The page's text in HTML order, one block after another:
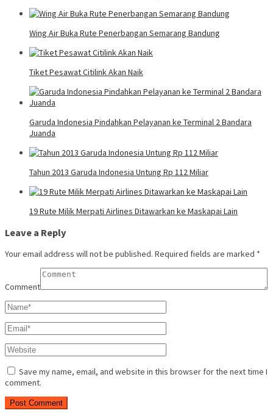
Wing Air Buka Rute Penerbangan Semarang Bandung
Tiket Pesawat Citilink Akan Naik
Garuda Indonesia Pindahkan Pelayanan ke Terminal 2 Bandara
Juanda
Tahun 2013 Garuda Indonesia Untung Rp 112 Miliar
19 Rute Milik Merpati Airlines Ditawarkan ke Maskapai Lain
Leave a Reply
Your email address will not be published. Required fields are marked *
Comment
Save my name, email, and website in this browser for the next time I
comment.